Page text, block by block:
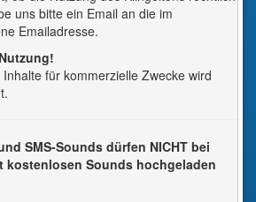
uns bitte ein Email an die im
Emailadresse.
für kommerzielle Zwecke wird
SMS-Sounds dürfen NICHT bei
kostenlosen Sounds hochgeladen